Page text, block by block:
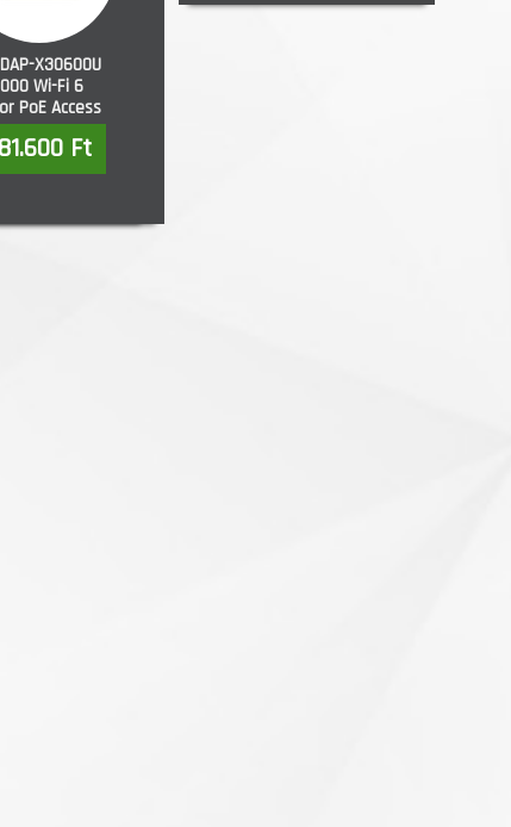
X3060OU
Wi-Fi 6
PoE Access
Point
Ft